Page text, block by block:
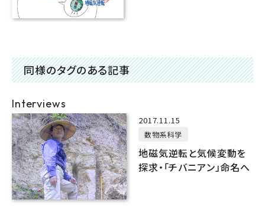
同様のタグのある記事
Interviews
2017.11.15
数物系科学
地磁気逆転と気候変動を
探求・「チバニアン」命名へ